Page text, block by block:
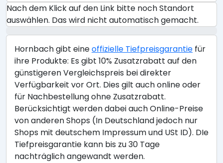
Nach dem Klick auf den Link bitte noch Standort
auswählen. Das wird nicht automatisch gemacht.
Hornbach gibt eineoffizielle Tiefpreisgarantie für
ihre Produkte: Es gibt 10% Zusatzrabatt auf den
günstigeren Vergleichspreis bei direkter
Verfügbarkeit vor Ort. Dies gilt auch online oder
für Nachbestellung ohne Zusatzrabatt.
Berücksichtigt werden dabei auch Online-Preise
von anderen Shops (In Deutschland jedoch nur
Shops mit deutschem Impressum und USt ID). DIe
Tiefpreisgarantie kann bis zu 30 Tage
nachträglich angewandt werden.